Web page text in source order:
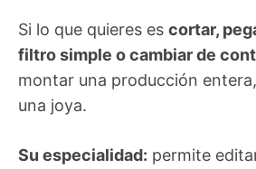
Si lo que quieres es cortar,
filtro simple o cambiar de
montar una producción
una joya.
Su especialidad: permite